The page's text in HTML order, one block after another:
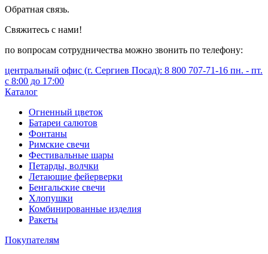
Обратная связь.
Свяжитесь с нами!
по вопросам сотрудничества можно звонить по телефону:
центральный офис (г. Сергиев Посад): 8 800 707-71-16 пн. - пт.
с 8:00 до 17:00
Каталог
Огненный цветок
Батареи салютов
Фонтаны
Римские свечи
Фестивальные шары
Петарды, волчки
Летающие фейерверки
Бенгальские свечи
Хлопушки
Комбинированные изделия
Ракеты
Покупателям